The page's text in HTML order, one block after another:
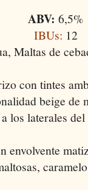
ABV: 6,5%
IBUs: 12
Maltas de
con tintes
beige de
los laterales
envolvente